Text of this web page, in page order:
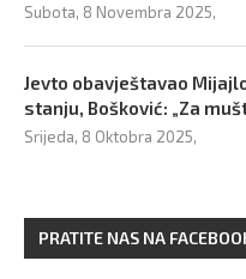
Subota, 8 Novembra 2025,
Jevto obavještavao
stanju, Bošković: „Za
Srijeda, 8 Oktobra 2025,
PRATITE NAS NA